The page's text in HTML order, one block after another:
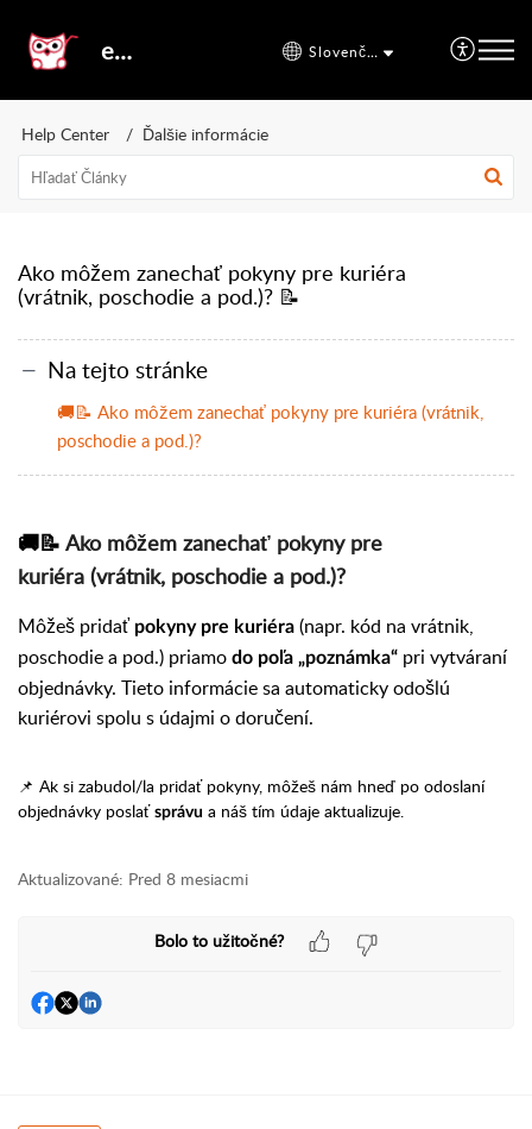
etal24 Slovenčina
Help Center Ďalšie informácie
Ako môžem zanechať pokyny pre kuriéra
(vrátnik, poschodie a pod.)? 📝
Na tejto stránke
🚚📝 Ako môžem zanechať pokyny pre kuriéra (vrátnik,
poschodie a pod.)?
🚚📝 Ako môžem zanechať pokyny pre
kuriéra (vrátnik, poschodie a pod.)?
Môžeš pridať pokyny pre kuriéra (napr. kód na vrátnik,
poschodie a pod.) priamo do poľa „poznámka“ pri vytváraní
objednávky. Tieto informácie sa automaticky odošlú
kuriérovi spolu s údajmi o doručení.
📌 Ak si zabudol/la pridať pokyny, môžeš nám hneď po odoslaní
objednávky poslať správu a náš tím údaje aktualizuje.
Aktualizované: Pred 8 mesiacmi
Bolo to užitočné?